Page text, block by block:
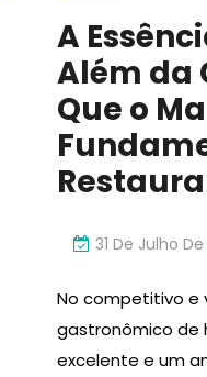
A
Além da
Que o
31 De Julho
No competitivo e
gastronômico de
excelente e um